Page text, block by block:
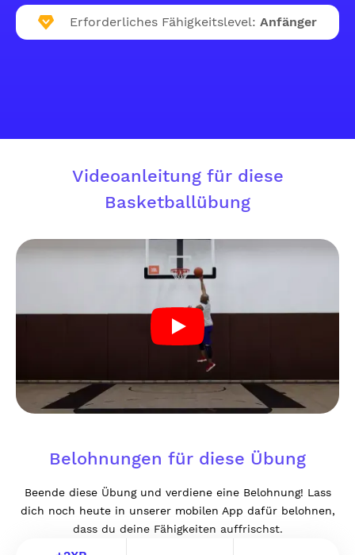
Erforderliches Fähigkeitslevel: Anfänger
Videoanleitung für diese
Basketballübung
Belohnungen für diese Übung
Beende diese Übung und verdiene eine Belohnung! Lass
dich noch heute in unserer mobilen App dafür belohnen,
dass du deine Fähigkeiten auffrischst.